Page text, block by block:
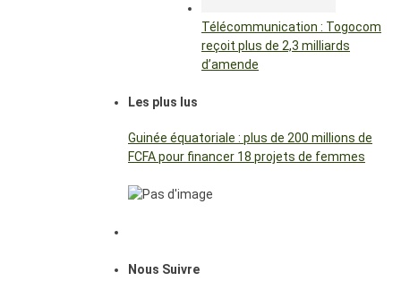
Télécommunication : Togocom
reçoit plus de 2,3 milliards
d’amende
Les plus lus
Guinée équatoriale : plus de 200 millions de
FCFA pour financer 18 projets de femmes
Nous Suivre